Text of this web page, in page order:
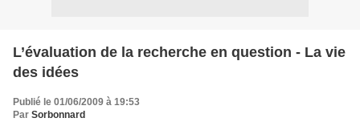
L’évaluation de la recherche en question - La vie
des idées
Publié le 01/06/2009 à 19:53
Par Sorbonnard